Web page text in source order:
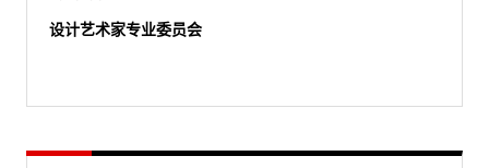
设计艺术家专业委员会